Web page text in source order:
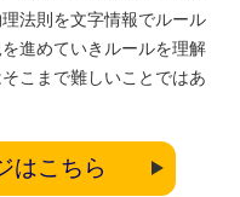
法則を文字情報でルール
進めていきルールを理解
こまで難しいことではあ
はこちら